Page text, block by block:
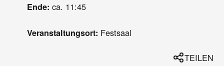
Ende: ca. 11:45
Veranstaltungsort: Festsaal
TEILEN